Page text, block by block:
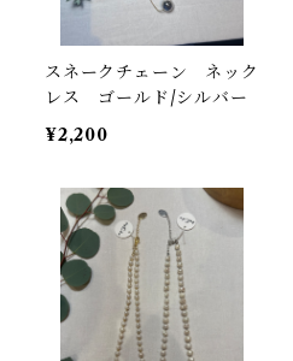
スネークチェーン ネック
レス ゴールド/シルバー
¥2,200